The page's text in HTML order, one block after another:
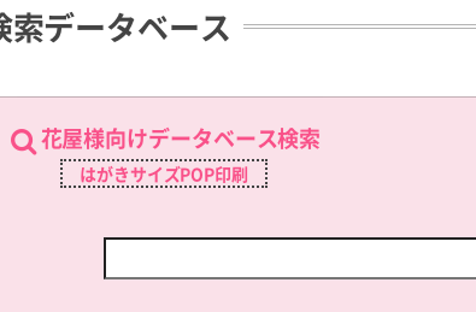
索データベース
花屋様向けデータベース検索
はがきサイズPOP印刷